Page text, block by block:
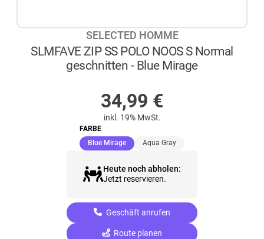
SELECTED HOMME
SLMFAVE ZIP SS POLO NOOS S Normal
geschnitten - Blue Mirage
34,99 €
inkl. 19% MwSt.
FARBE
Blue Mirage(ausgewählt)
Aqua Gray
Heute noch abholen:
Jetzt reservieren.
Geschäft anrufen
Route planen